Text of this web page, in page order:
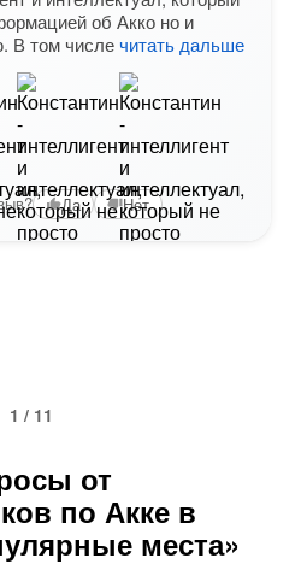
об Акко но и
В том числечитать дальше
Да Нет
1 / 11
от
по Акке в
места»